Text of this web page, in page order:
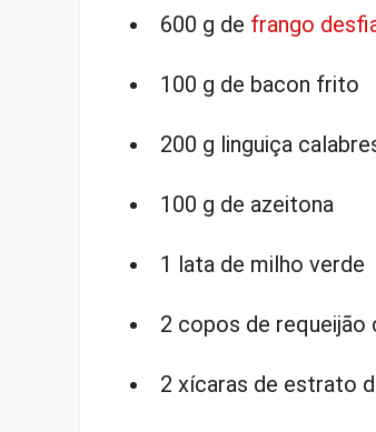
600 g de frango
100 g de bacon frito
200 g linguiça
100 g de azeitona
1 lata de milho verde
2 copos de requeijão
2 xícaras de estrato